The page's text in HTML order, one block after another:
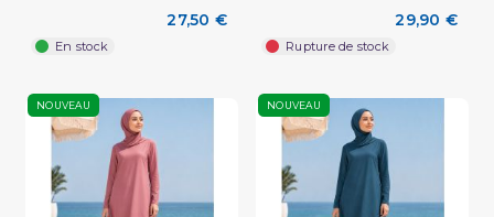
27,50 €
En stock
29,90 €
Rupture de stock
NOUVEAU NOUVEAU